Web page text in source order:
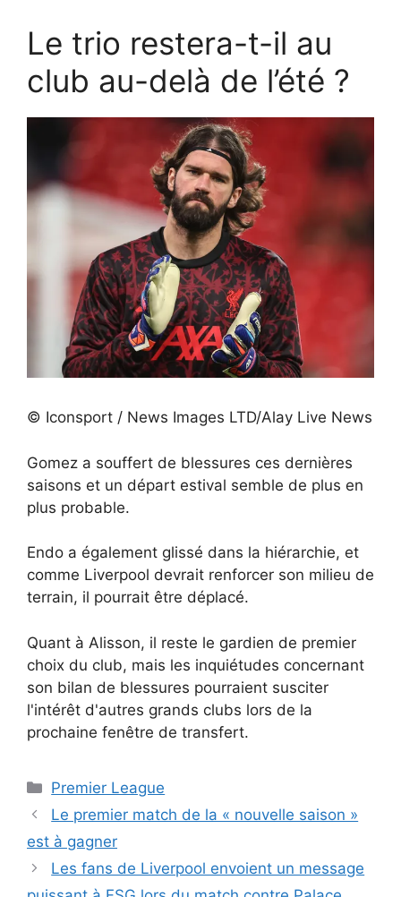
Le trio restera-t-il au
club au-delà de l’été ?
© Iconsport / News Images LTD/Alay Live News
Gomez a souffert de blessures ces dernières
saisons et un départ estival semble de plus en
plus probable.
Endo a également glissé dans la hiérarchie, et
comme Liverpool devrait renforcer son milieu de
terrain, il pourrait être déplacé.
Quant à Alisson, il reste le gardien de premier
choix du club, mais les inquiétudes concernant
son bilan de blessures pourraient susciter
l'intérêt d'autres grands clubs lors de la
prochaine fenêtre de transfert.
Catégories
Premier League
Le premier match de la « nouvelle saison »
est à gagner
Les fans de Liverpool envoient un message